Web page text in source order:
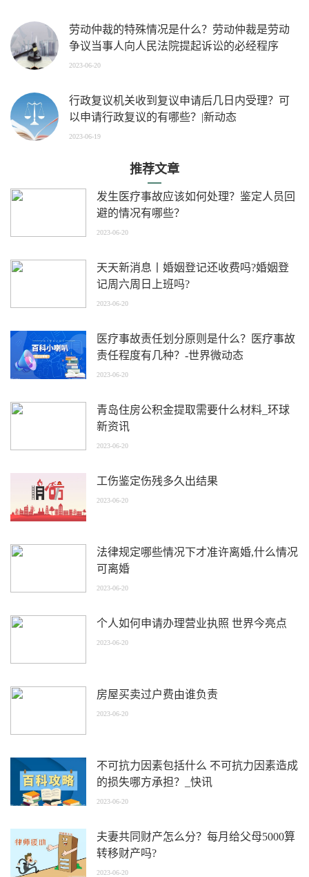
劳动仲裁的特殊情况是什么？劳动仲裁是劳动
争议当事人向人民法院提起诉讼的必经程序
吗？ 当前热门
2023-06-20
行政复议机关收到复议申请后几日内受理？可
以申请行政复议的有哪些？|新动态
2023-06-19
推荐文章
发生医疗事故应该如何处理？鉴定人员回
避的情况有哪些？
2023-06-20
天天新消息丨婚姻登记还收费吗?婚姻登
记周六周日上班吗?
2023-06-20
医疗事故责任划分原则是什么？医疗事故
责任程度有几种？-世界微动态
2023-06-20
青岛住房公积金提取需要什么材料_环球
新资讯
2023-06-20
工伤鉴定伤残多久出结果
2023-06-20
法律规定哪些情况下才准许离婚,什么情况
可离婚
2023-06-20
个人如何申请办理营业执照 世界今亮点
2023-06-20
房屋买卖过户费由谁负责
2023-06-20
不可抗力因素包括什么 不可抗力因素造成
的损失哪方承担？_快讯
2023-06-20
夫妻共同财产怎么分？每月给父母5000算
转移财产吗?
2023-06-20